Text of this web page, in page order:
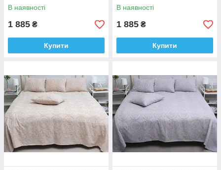
В наявності
1 885 ₴
Купити
В наявності
1 885 ₴
Купити